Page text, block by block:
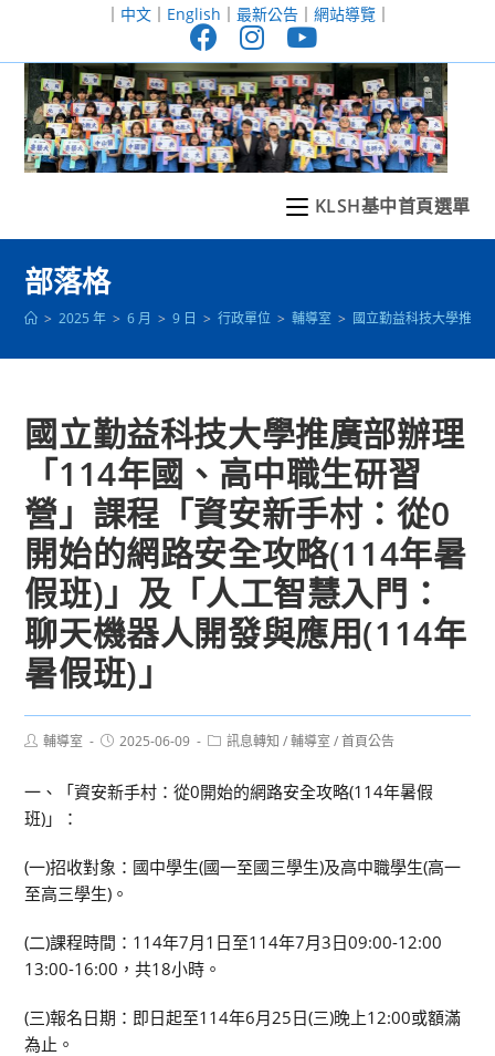
至
｜ 中文｜ English ｜ 最新公告｜ 網站導覽｜
KLSH基中首頁選單
部落格
> 2025 年 > 6 月 > 9 日 > 行政單位 > 輔導室 > 國立勤益科技大學推廣
國立勤益科技大學推廣部辦理
「114年國、高中職生研習
營」課程「資安新手村：從0
開始的網路安全攻略(114年暑
假班)」及「人工智慧入門：
聊天機器人開發與應用(114年
暑假班)」
Post輔導室
Post2025-06-09
Post訊息轉知 / 輔導室 / 首頁公告
一、「資安新手村：從0開始的網路安全攻略(114年暑假
班)」：
(一)招收對象：國中學生(國一至國三學生)及高中職學生(高一
至高三學生)。
(二)課程時間：114年7月1日至114年7月3日09:00-12:00
13:00-16:00，共18小時。
(三)報名日期：即日起至114年6月25日(三)晚上12:00或額滿
為止。